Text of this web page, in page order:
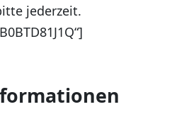
jederzeit.